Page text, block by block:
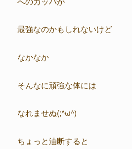
最強なのかもしれないけど
なかなか
そんなに頑強な体には
なれませぬ(;^ω^)
ちょっと油断すると